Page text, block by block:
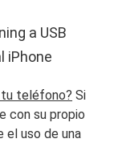
a USB
iPhone
teléfono? Si
con su propio
el uso de una